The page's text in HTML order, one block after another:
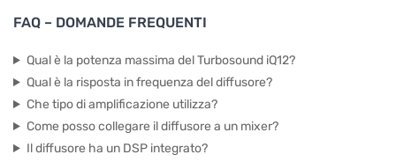
FAQ – DOMANDE FREQUENTI
Qual è la potenza massima del Turbosound iQ12?
Qual è la risposta in frequenza del diffusore?
Che tipo di amplificazione utilizza?
Come posso collegare il diffusore a un mixer?
Il diffusore ha un DSP integrato?